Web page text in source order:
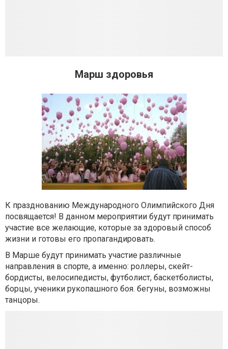
Марш здоровья
К празднованию Международного Олимпийского Дня
посвящается! В данном мероприятии будут принимать
участие все желающие, которые за здоровый способ
жизни и готовы его пропагандировать.
В Марше будут принимать участие различные
направления в спорте, а именно: роллеры, скейт-
бордисты, велосипедисты, футболист, баскетболисты,
борцы, ученики рукопашного боя. бегуны, возможны
танцоры.